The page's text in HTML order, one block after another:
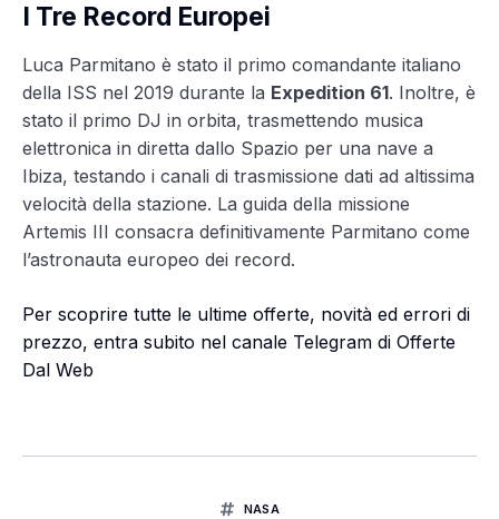
I Tre Record Europei
Luca Parmitano è stato il primo comandante italiano
della ISS nel 2019 durante la Expedition 61. Inoltre, è
stato il primo DJ in orbita, trasmettendo musica
elettronica in diretta dallo Spazio per una nave a
Ibiza, testando i canali di trasmissione dati ad altissima
velocità della stazione. La guida della missione
Artemis III consacra definitivamente Parmitano come
l’astronauta europeo dei record.
Per scoprire tutte le ultime offerte, novità ed errori di
prezzo, entra subito nel canale Telegram di Offerte
Dal Web
NASA